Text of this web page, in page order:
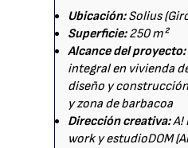
Ubicación:Solius
Superficie:250 m²
Alcance del proyecto:
integral en vivienda
diseño y
y zona de barbacoa
Dirección creativa:A!
work y estudioDOM